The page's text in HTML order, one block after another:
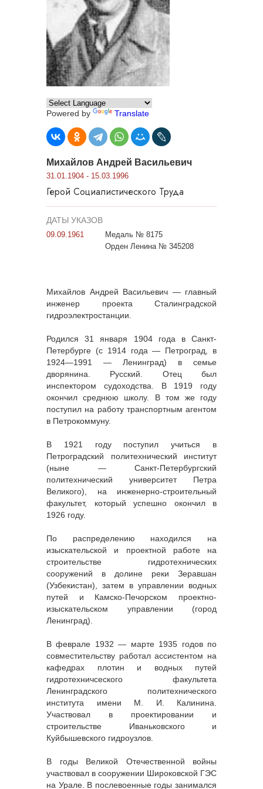
Powered by Translate
Михайлов Андрей Васильевич
31.01.1904 - 15.03.1996
Герой Социалистического Труда
ДАТЫ УКАЗОВ
09.09.1961
Медаль № 8175
Орден Ленина № 345208
Михайлов Андрей Васильевич — главный
инженер проекта Сталинградской
гидроэлектростанции.
Родился 31 января 1904 года в Санкт-
Петербурге (с 1914 года — Петроград, в
1924—1991 — Ленинград) в семье
дворянина. Русский. Отец был
инспектором судоходства. В 1919 году
окончил среднюю школу. В том же году
поступил на работу транспортным агентом
в Петрокоммуну.
В 1921 году поступил учиться в
Петроградский политехнический институт
(ныне — Санкт-Петербургский
политехнический университет Петра
Великого), на инженерно-строительный
факультет, который успешно окончил в
1926 году.
По распределению находился на
изыскательской и проектной работе на
строительстве гидротехнических
сооружений в долине реки Зеравшан
(Узбекистан), затем в управлении водных
путей и Камско-Печорском проектно-
изыскательском управлении (город
Ленинград).
В феврале 1932 — марте 1935 годов по
совместительству работал ассистентом на
кафедрах плотин и водных путей
гидротехничсеского факультета
Ленинградского политехнического
института имени М. И. Калинина.
Участвовал в проектировании и
строительстве Иваньковского и
Куйбышевского гидроузлов.
В годы Великой Отечественной войны
участвовал в сооружении Широковской ГЭС
на Урале. В послевоенные годы занимался